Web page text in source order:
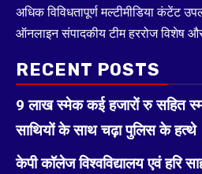
अधिक विविधतापूर्ण मल्टीमीडिया कंटेंट
ऑनलाइन संपादकीय टीम हररोज विशेष
RECENT POSTS
9 लाख स्मेक कई हजारों रु सहित
साथियों के साथ चढ़ा पुलिस के
केपी कॉलेज विश्वविद्यालय एवं हरि